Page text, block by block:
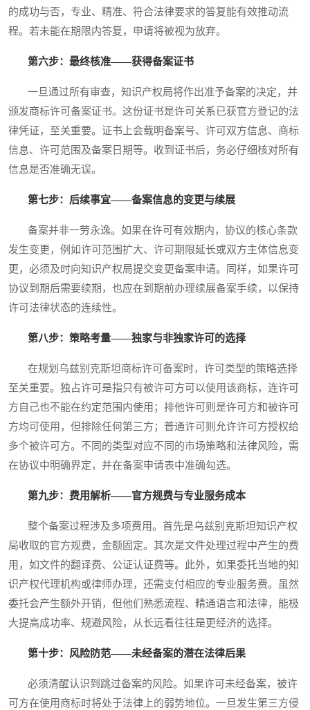
的成功与否，专业、精准、符合法律要求的答复能有效推动流
程。若未能在期限内答复，申请将被视为放弃。
第六步：最终核准——获得备案证书
一旦通过所有审查，知识产权局将作出准予备案的决定，并
颁发商标许可备案证书。这份证书是许可关系已获官方登记的法
律凭证，至关重要。证书上会载明备案号、许可双方信息、商标
信息、许可范围及备案日期等。收到证书后，务必仔细核对所有
信息是否准确无误。
第七步：后续事宜——备案信息的变更与续展
备案并非一劳永逸。如果在许可有效期内，协议的核心条款
发生变更，例如许可范围扩大、许可期限延长或双方主体信息变
更，必须及时向知识产权局提交变更备案申请。同样，如果许可
协议到期后需要续期，也应在到期前办理续展备案手续，以保持
许可法律状态的连续性。
第八步：策略考量——独家与非独家许可的选择
在规划乌兹别克斯坦商标许可备案时，许可类型的策略选择
至关重要。独占许可是指只有被许可方可以使用该商标，连许可
方自己也不能在约定范围内使用；排他许可则是许可方和被许可
方均可使用，但排除任何第三方；普通许可则允许许可方授权给
多个被许可方。不同的类型对应不同的市场策略和法律风险，需
在协议中明确界定，并在备案申请表中准确勾选。
第九步：费用解析——官方规费与专业服务成本
整个备案过程涉及多项费用。首先是乌兹别克斯坦知识产权
局收取的官方规费，金额固定。其次是文件处理过程中产生的费
用，如文件的翻译费、公证认证费等。此外，如果委托当地的知
识产权代理机构或律师办理，还需支付相应的专业服务费。虽然
委托会产生额外开销，但他们熟悉流程、精通语言和法律，能极
大提高成功率、规避风险，从长远看往往是更经济的选择。
第十步：风险防范——未经备案的潜在法律后果
必须清醒认识到跳过备案的风险。如果许可未经备案，被许
可方在使用商标时将处于法律上的弱势地位。一旦发生第三方侵